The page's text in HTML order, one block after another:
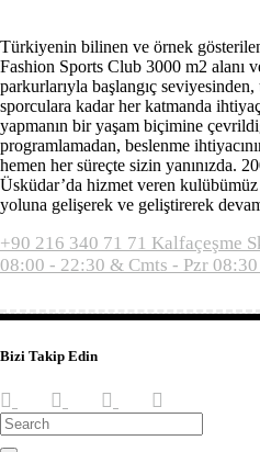
Türkiyenin bilinen ve örnek
Fashion Sports Club 3000 m2 alanı
parkurlarıyla başlangıç
sporculara kadar her katmanda
yapmanın bir yaşam biçimine
programlamadan, beslenme
hemen her süreçte sizin yanınızda.
Üsküdar’da hizmet veren
yoluna gelişerek ve geliştirerek
+90 216 340 71 71 Kalfaçeşme
08:00 - 22:30 & Cmts - Pzr
Bizi Takip Edin